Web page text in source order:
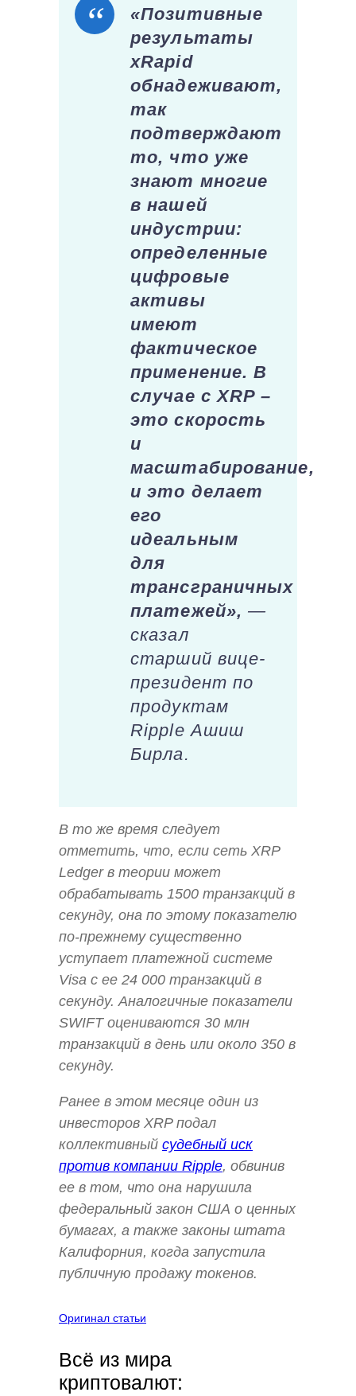
«Позитивные
результаты
xRapid
обнадеживают,
так
подтверждают
то, что уже
знают многие
в нашей
индустрии:
определенные
цифровые
активы
имеют
фактическое
применение. В
случае с XRP –
это скорость
и
масштабирование,
и это делает
его
идеальным
для
трансграничных
платежей», —
сказал
старший вице-
президент по
продуктам
Ripple Ашиш
Бирла.
В то же время следует
отметить, что, если сеть XRP
Ledger в теории может
обрабатывать 1500 транзакций в
секунду, она по этому показателю
по-прежнему существенно
уступает платежной системе
Visa с ее 24 000 транзакций в
секунду. Аналогичные показатели
SWIFT оцениваются 30 млн
транзакций в день или около 350 в
секунду.
Ранее в этом месяце один из
инвесторов XRP подал
коллективный судебный иск
против компании Ripple, обвинив
ее в том, что она нарушила
федеральный закон США о ценных
бумагах, а также законы штата
Калифорния, когда запустила
публичную продажу токенов.
Оригинал статьи
Всё из мира
криптовалют: